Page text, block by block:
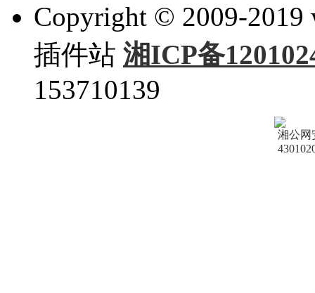
Copyright © 2009-2019
插件站 湘ICP备
153710139
湘公网